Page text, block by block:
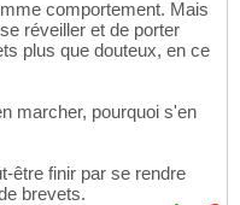
comportement. Mais
réveiller et de porter
plus que douteux, en ce
marcher, pourquoi s'en
être finir par se rendre
brevets.